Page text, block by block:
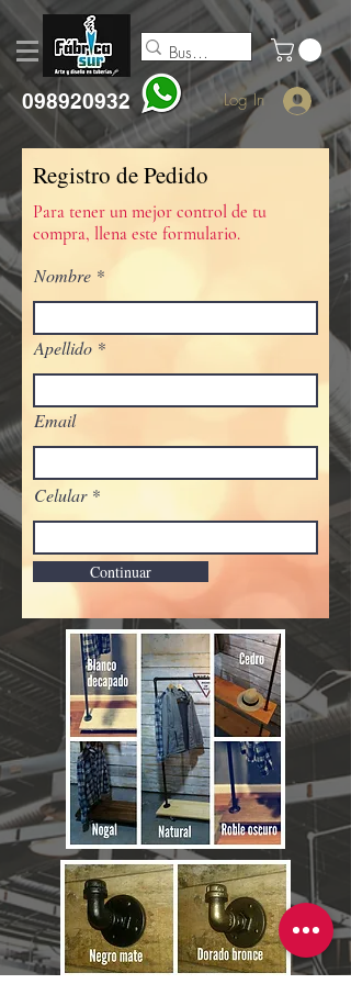
098920932 Log In
Registro de Pedido
Para tener un mejor control de tu
compra, llena este formulario.
Nombre
Apellido
Email
Celular
Continuar